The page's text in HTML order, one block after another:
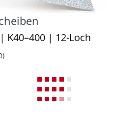
K40–400 | 12-Loch